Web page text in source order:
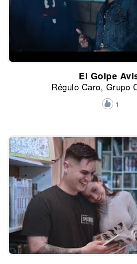
El Golpe
Régulo Caro, Grupo
1